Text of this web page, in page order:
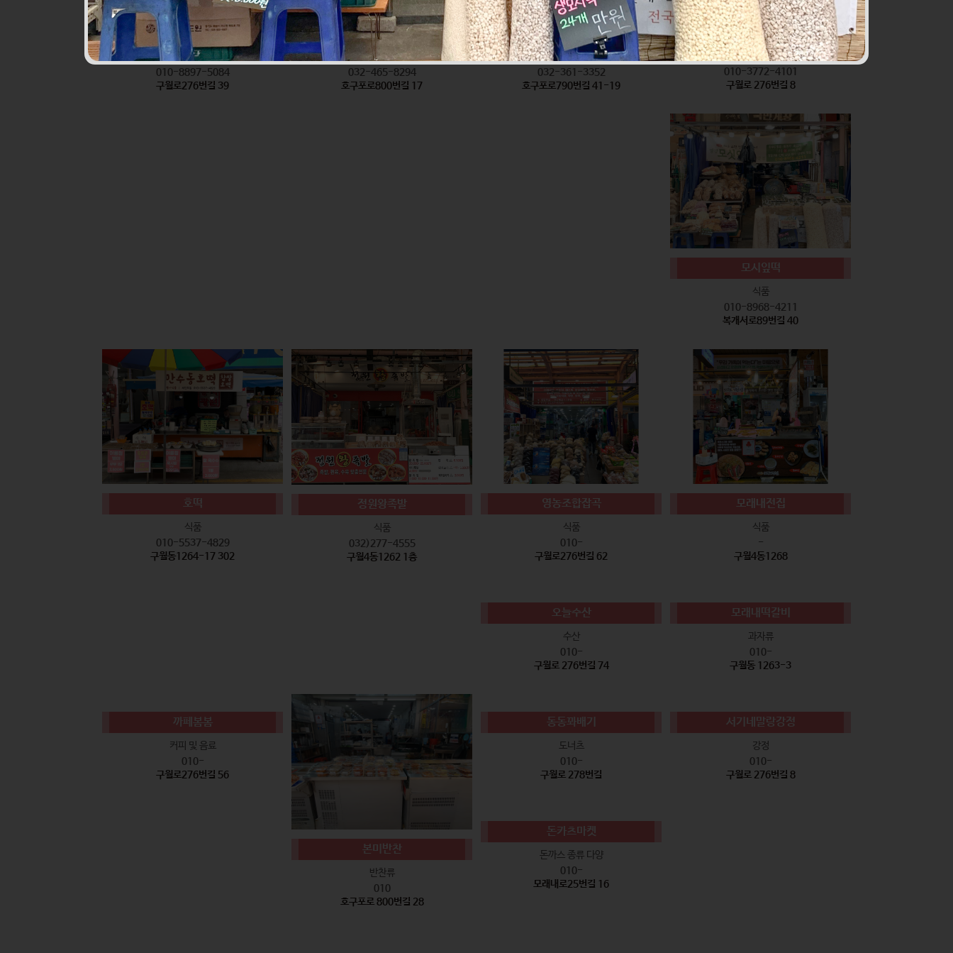
진로할인마트앞반찬
식품
010-8897-5084
구월로276번길 39
착한탕국
식품
032-465-8294
호구포로800번길 17
형제방앗간
식품
032-361-3352
호구포로790번길 41-19
서기네 말랑강정
식품
010-3772-4101
구월로 276번길 8
모시잎떡
식품
010-8968-4211
복개서로89번길 40
호떡
식품
010-5537-4829
구월동1264-17 302
정원왕족발
식품
032)277-4555
구월4동1262 1층
영농조합잡곡
식품
010-
구월로276번길 62
모래내전집
식품
-
구월4동1268
오늘수산
수산
010-
구월로 276번길 74
모래내떡갈비
과자류
010-
구월동 1263-3
까페봄봄
커피 및 음료
010-
구월로276번길 56
본미반찬
반찬류
010
호구포로 800번길 28
동동꽈배기
도너츠
010-
구월로 278번길
서기네말랑강정
강정
010-
구월로 276번길 8
돈카츠마켓
돈까스 종류 다양
010-
모래내로25번길 16